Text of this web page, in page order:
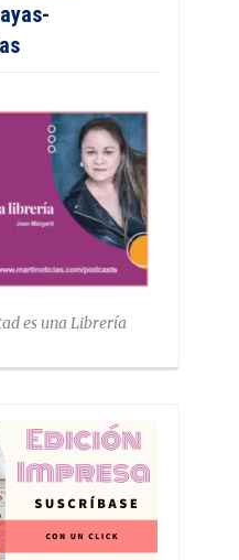
es una Librería